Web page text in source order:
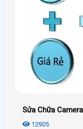
Sửa Chữa
12905